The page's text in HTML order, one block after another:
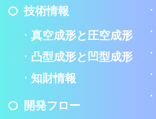
技術情報
真空成形と圧空成形
凸型成形と凹型成形
知財情報
開発フロー